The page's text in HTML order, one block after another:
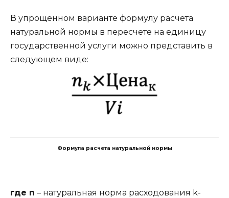
В упрощенном варианте формулу расчета
натуральной нормы в пересчете на единицу
государственной услуги можно представить в
следующем виде:
Формула расчета натуральной нормы
где n – натуральная норма расходования k-